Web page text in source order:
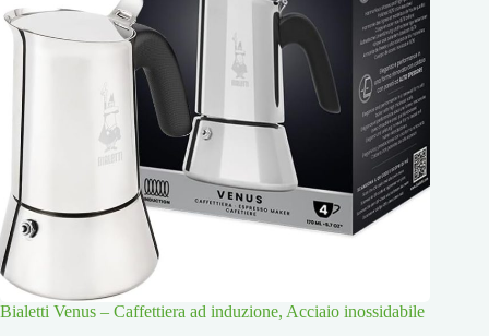
Bialetti Venus – Caffettiera ad induzione, Acciaio inossidabile